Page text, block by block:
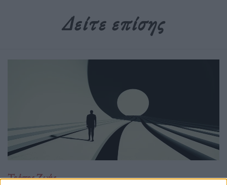
Δείτε επίσης
Τρόπος Ζωής